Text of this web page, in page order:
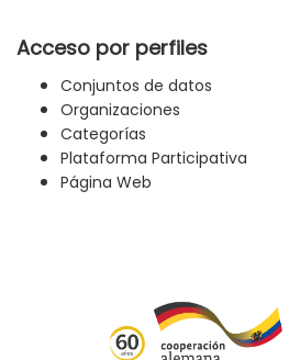
Acceso por perfiles
Conjuntos de datos
Organizaciones
Categorías
Plataforma Participativa
Página Web